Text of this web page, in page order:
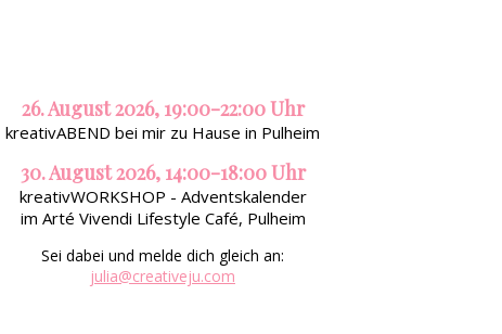
26. August 2026, 19:00-22:00 Uhr
kreativABEND bei mir zu Hause in Pulheim
30. August 2026, 14:00-18:00 Uhr
kreativWORKSHOP - Adventskalender
im Arté Vivendi Lifestyle Café, Pulheim
Sei dabei und melde dich gleich an:
julia@creativeju.com